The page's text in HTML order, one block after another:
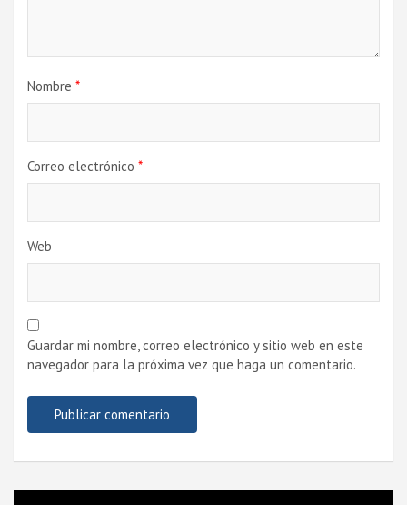
Nombre *
Correo electrónico *
Web
Guardar mi nombre, correo electrónico y sitio web en este
navegador para la próxima vez que haga un comentario.